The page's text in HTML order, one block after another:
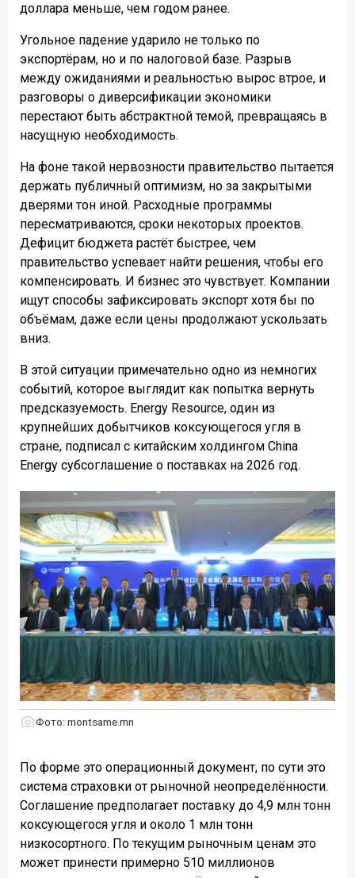
доллара меньше, чем годом ранее.
Угольное падение ударило не только по
экспортёрам, но и по налоговой базе. Разрыв
между ожиданиями и реальностью вырос втрое, и
разговоры о диверсификации экономики
перестают быть абстрактной темой, превращаясь в
насущную необходимость.
На фоне такой нервозности правительство пытается
держать публичный оптимизм, но за закрытыми
дверями тон иной. Расходные программы
пересматриваются, сроки некоторых проектов.
Дефицит бюджета растёт быстрее, чем
правительство успевает найти решения, чтобы его
компенсировать. И бизнес это чувствует. Компании
ищут способы зафиксировать экспорт хотя бы по
объёмам, даже если цены продолжают ускользать
вниз.
В этой ситуации примечательно одно из немногих
событий, которое выглядит как попытка вернуть
предсказуемость. Energy Resource, один из
крупнейших добытчиков коксующегося угля в
стране, подписал с китайским холдингом China
Energy субсоглашение о поставках на 2026 год.
Фото: montsame.mn
По форме это операционный документ, по сути это
система страховки от рыночной неопределённости.
Соглашение предполагает поставку до 4,9 млн тонн
коксующегося угля и около 1 млн тонн
низкосортного. По текущим рыночным ценам это
может принести примерно 510 миллионов